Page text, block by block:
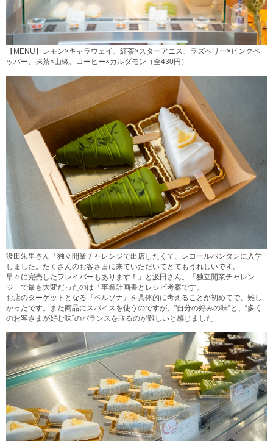
【MENU】レモン×キャラウェイ、紅茶×スターアニス、ラズベリー×ピンクペ
ッパー、抹茶×山椒、コーヒー×カルダモン（全430円）
汲田朱里さん「独立開業チャレンジで出店したくて、レコールバンタンに入学
しました。たくさんのお客さまに来ていただいてとてもうれしいです。
早々に完売したフレイバーもあります！」と汲田さん。「独立開業チャレン
ジ」で最も大変だったのは「事業計画書とレシピ考案です。
お店のターゲットとなる『ペルソナ』を具体的に考えることが初めてで、難し
かったです。また商品にスパイスを使うのですが、"自分の好みの味”と、“多く
のお客さまが好む味”のバランスを取るのが難しいと感じました」